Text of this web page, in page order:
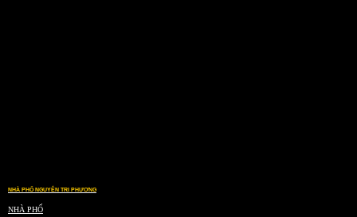
NHÀ PHỐ NGUYỄN TRI PHƯƠNG
NHÀ PHỐ